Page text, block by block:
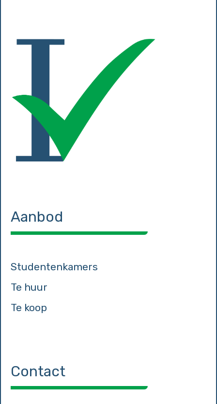
Aanbod
Studentenkamers
Te huur
Te koop
Contact